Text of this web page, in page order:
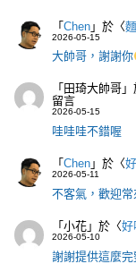
「Chen 」於〈
2026-05-15
大帥哥，謝謝你
「 田琦大帥哥
留言
2026-05-15
哇哇哇不錯喔
「Chen 」於〈
2026-05-11
不客氣，歡迎常
「小花 」於〈好
2026-05-10
謝謝提供這麼完